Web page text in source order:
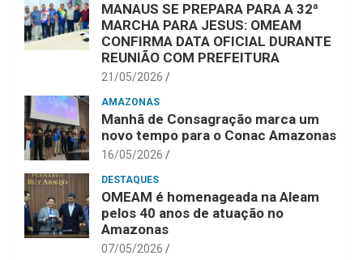
MANAUS SE PREPARA PARA A 32ª
MARCHA PARA JESUS: OMEAM
CONFIRMA DATA OFICIAL DURANTE
REUNIÃO COM PREFEITURA
21/05/2026
AMAZONAS
Manhã de Consagração marca um
novo tempo para o Conac Amazonas
16/05/2026
DESTAQUES
OMEAM é homenageada na Aleam
pelos 40 anos de atuação no
Amazonas
07/05/2026